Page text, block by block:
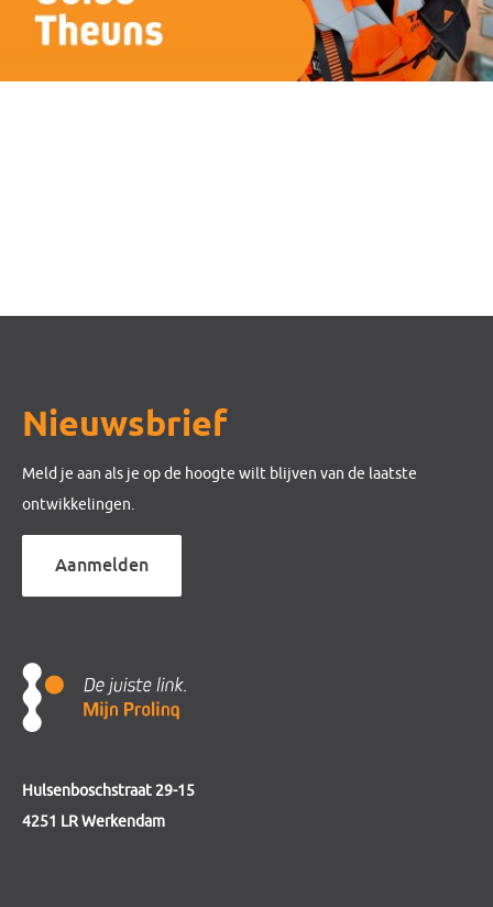
Nieuwsbrief
Meld je aan als je op de hoogte wilt blijven van de laatste
ontwikkelingen.
Aanmelden
Hulsenboschstraat 29-15
4251 LR Werkendam